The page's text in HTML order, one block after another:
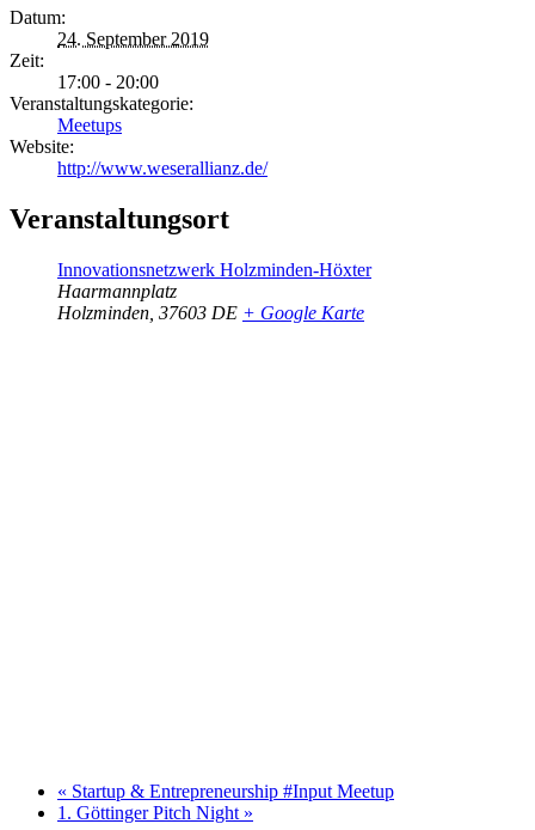
Datum:
24. September 2019
Zeit:
17:00 - 20:00
Veranstaltungskategorie:
Meetups
Website:
http://www.weserallianz.de/
Veranstaltungsort
Innovationsnetzwerk Holzminden-Höxter
Haarmannplatz
Holzminden 37603 DE + Google Karte
« Startup & Entrepreneurship #Input Meetup
1. Göttinger Pitch Night »